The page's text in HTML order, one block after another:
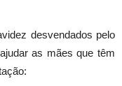
desvendados pelo
as mães que têm